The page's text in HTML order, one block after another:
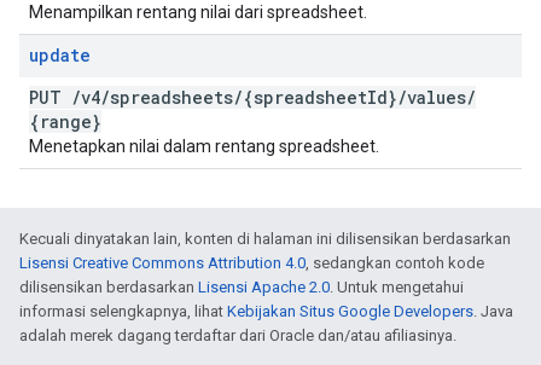
Menampilkan rentang nilai dari spreadsheet.
update
PUT /v4/spreadsheets/{spreadsheetId}/values/
{range}
Menetapkan nilai dalam rentang spreadsheet.
Kecuali dinyatakan lain, konten di halaman ini dilisensikan berdasarkan
Lisensi Creative Commons Attribution 4.0, sedangkan contoh kode
dilisensikan berdasarkan Lisensi Apache 2.0. Untuk mengetahui
informasi selengkapnya, lihat Kebijakan Situs Google Developers. Java
adalah merek dagang terdaftar dari Oracle dan/atau afiliasinya.